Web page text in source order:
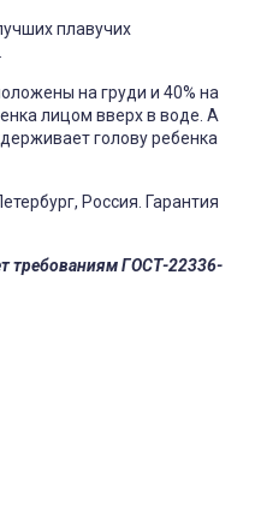
плавучих
на груди и 40% на
лицом вверх в воде. А
голову ребенка
Россия. Гарантия
требованиям ГОСТ-22336-